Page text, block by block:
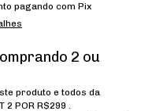
pagando com Pix
2 ou
produto e todos da
2 POR R$299 .